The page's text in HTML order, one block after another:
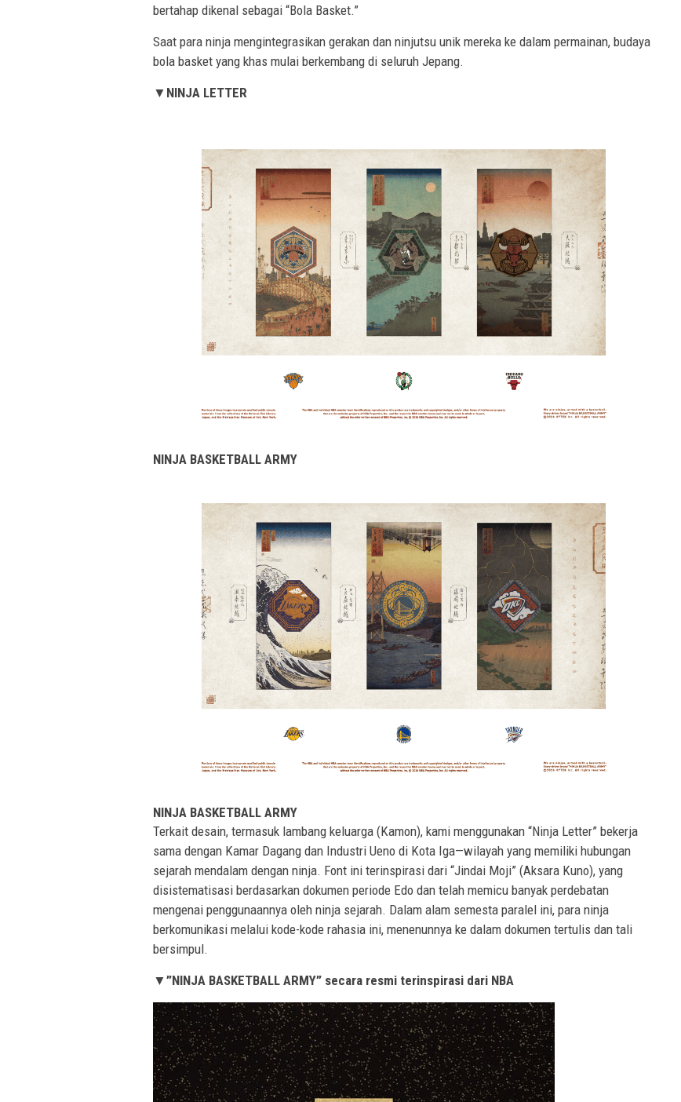
bertahap dikenal sebagai “Bola Basket.”
Saat para ninja mengintegrasikan gerakan dan ninjutsu unik mereka ke dalam permainan, budaya
bola basket yang khas mulai berkembang di seluruh Jepang.
▼NINJA LETTER
NINJA BASKETBALL ARMY
NINJA BASKETBALL ARMY
Terkait desain, termasuk lambang keluarga (Kamon), kami menggunakan “Ninja Letter” bekerja
sama dengan Kamar Dagang dan Industri Ueno di Kota Iga—wilayah yang memiliki hubungan
sejarah mendalam dengan ninja. Font ini terinspirasi dari “Jindai Moji” (Aksara Kuno), yang
disistematisasi berdasarkan dokumen periode Edo dan telah memicu banyak perdebatan
mengenai penggunaannya oleh ninja sejarah. Dalam alam semesta paralel ini, para ninja
berkomunikasi melalui kode-kode rahasia ini, menenunnya ke dalam dokumen tertulis dan tali
bersimpul.
▼”NINJA BASKETBALL ARMY” secara resmi terinspirasi dari NBA